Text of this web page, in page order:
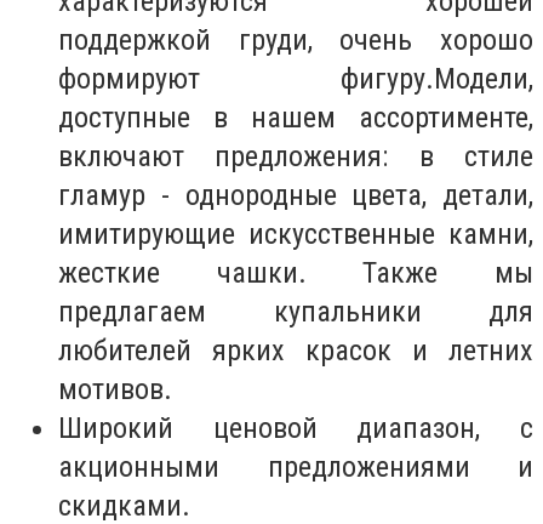
поддержкой груди, очень хорошо
формируют фигуру.Модели,
доступные в нашем ассортименте,
включают предложения: в стиле
гламур - однородные цвета, детали,
имитирующие искусственные камни,
жесткие чашки. Также мы
предлагаем купальники для
любителей ярких красок и летних
мотивов.
Широкий ценовой диапазон, с
акционными предложениями и
скидками.